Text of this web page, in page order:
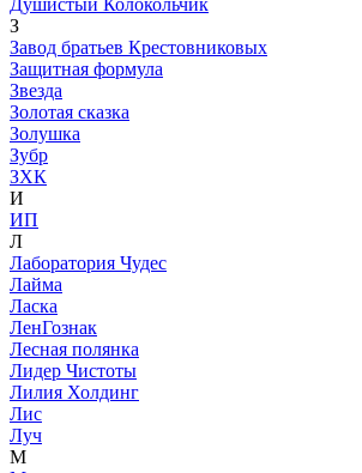
Душистый Колокольчик
З
Завод братьев Крестовниковых
Защитная формула
Звезда
Золотая сказка
Золушка
Зубр
ЗХК
И
ИП
Л
Лаборатория Чудес
Лайма
Ласка
ЛенГознак
Лесная полянка
Лидер Чистоты
Лилия Холдинг
Лис
Луч
М